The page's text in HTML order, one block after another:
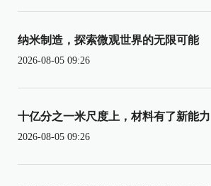
纳米制造，探索微观世界的无限可能
2026-08-05 09:26
十亿分之一米尺度上，材料有了新能力
2026-08-05 09:26